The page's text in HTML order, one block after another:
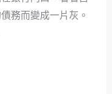
務而變成一片灰。